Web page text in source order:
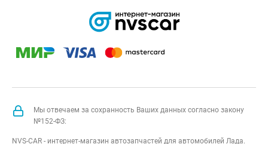
Мы отвечаем за сохранность Ваших данных согласно закону
№152-ФЗ:
NVS-CAR - интернет-магазин автозапчастей для автомобилей Лада.